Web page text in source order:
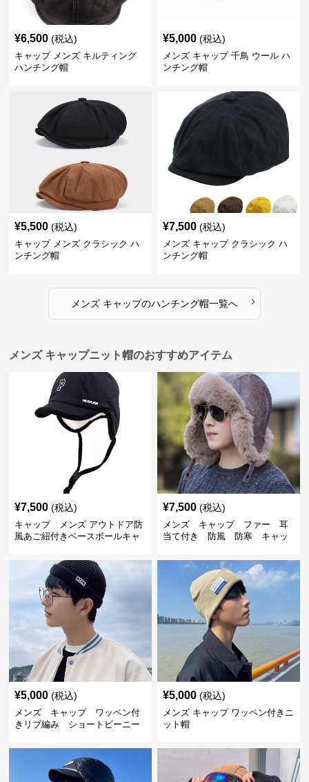
¥6,500 (税込)
キャップ メンズ キルティング
ハンチング帽
¥5,000 (税込)
メンズ キャップ 千鳥 ウール ハ
ンチング帽
¥5,500 (税込)
キャップ メンズ クラシック ハ
ンチング帽
¥7,500 (税込)
メンズ キャップ クラシック ハ
ンチング帽
メンズ キャップのハンチング帽一覧へ ›
メンズ キャップニット帽のおすすめアイテム
¥7,500 (税込)
キャップ メンズ アウトドア防
風あご紐付きベースボールキャ
¥7,500 (税込)
メンズ キャップ ファー 耳
当て付き 防風 防寒 キャッ
¥5,000 (税込)
メンズ キャップ ワッペン付
きリブ編み ショートビーニー
¥5,000 (税込)
メンズ キャップ ワッペン付きニ
ット帽